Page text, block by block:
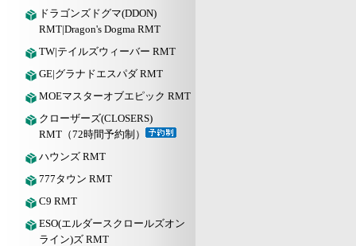
ドラゴンズドグマ(DDON)
RMT|Dragon's Dogma RMT
TW|テイルズウィーバー RMT
GE|グラナドエスパダ RMT
MOEマスターオブエピック RMT
クローザーズ(CLOSERS)
RMT（72時間予約制）
ハウンズ RMT
777タウン RMT
C9 RMT
ESO(エルダースクロールズオン
ライン)ズ RMT